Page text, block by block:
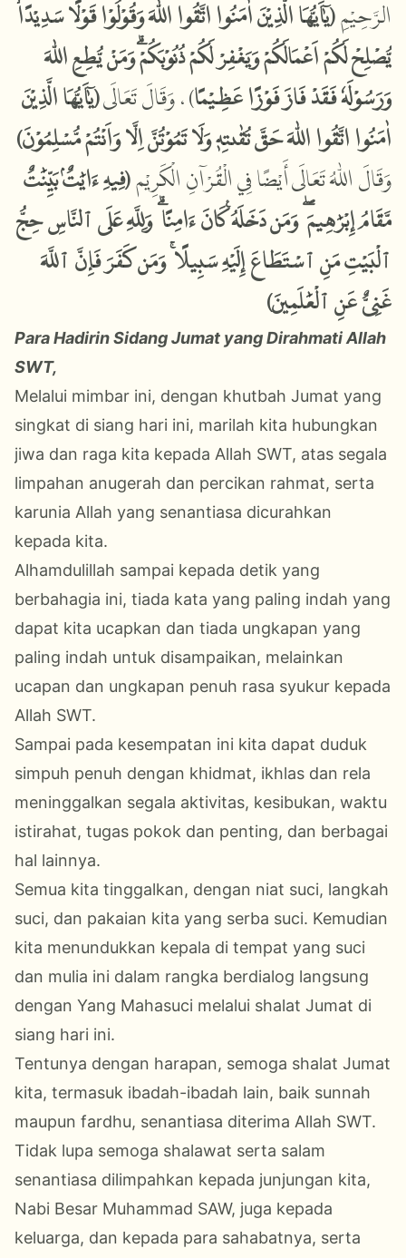
الرَّحِيْمِ(يٰٓاَيُّهَا الَّذِيْنَ اٰمَنُوا اتَّقُوا اللّٰهَ وَقُوْلُوْا قَوْلًا سَدِيْدًاۙ
يُّصْلِحْ لَكُمْ اَعْمَالَكُمْ وَيَغْفِرْ لَكُمْ ذُنُوْبَكُمْۗ وَمَنْ يُّطِعِ اللّٰهَ
وَرَسُوْلَهٗ فَقَدْ فَازَ فَوْزًا عَظِيْمًا)،وَقَالَ تَعَالَى(يٰٓاَيُّهَا الَّذِيْنَ
اٰمَنُوا اتَّقُوا اللّٰهَ حَقَّ تُقٰىتِهٖ وَلَا تَمُوْتُنَّ اِلَّا وَاَنْتُمْ مُّسْلِمُوْنَ)
وَقَالَ اللّٰهُ تَعَالَى أَيْضًا فِي الْقُرْآنِ الْكَرِيْم(فِيهِ ءَايَٰتٌۢ بَيِّنَٰتٌ
مَّقَامُ إِبْرَٰهِيمَ ۖ وَمَن دَخَلَهُۥ كَانَ ءَامِنًا ۗ وَلِلَّهِ عَلَى ٱلنَّاسِ حِجُّ
ٱلْبَيْتِ مَنِ ٱسْتَطَاعَ إِلَيْهِ سَبِيلًا ۚ وَمَن كَفَرَ فَإِنَّ ٱللَّهَ
غَنِىٌّ عَنِ ٱلْعَٰلَمِينَ)
Para Hadirin Sidang Jumat yang Dirahmati Allah
SWT,
Melalui mimbar ini, dengan khutbah Jumat yang
singkat di siang hari ini, marilah kita hubungkan
jiwa dan raga kita kepada Allah SWT, atas segala
limpahan anugerah dan percikan rahmat, serta
karunia Allah yang senantiasa dicurahkan
kepada kita.
Alhamdulillah sampai kepada detik yang
berbahagia ini, tiada kata yang paling indah yang
dapat kita ucapkan dan tiada ungkapan yang
paling indah untuk disampaikan, melainkan
ucapan dan ungkapan penuh rasa syukur kepada
Allah SWT.
Sampai pada kesempatan ini kita dapat duduk
simpuh penuh dengan khidmat, ikhlas dan rela
meninggalkan segala aktivitas, kesibukan, waktu
istirahat, tugas pokok dan penting, dan berbagai
hal lainnya.
Semua kita tinggalkan, dengan niat suci, langkah
suci, dan pakaian kita yang serba suci. Kemudian
kita menundukkan kepala di tempat yang suci
dan mulia ini dalam rangka berdialog langsung
dengan Yang Mahasuci melalui shalat Jumat di
siang hari ini.
Tentunya dengan harapan, semoga shalat Jumat
kita, termasuk ibadah-ibadah lain, baik sunnah
maupun fardhu, senantiasa diterima Allah SWT.
Tidak lupa semoga shalawat serta salam
senantiasa dilimpahkan kepada junjungan kita,
Nabi Besar Muhammad SAW, juga kepada
keluarga, dan kepada para sahabatnya, serta